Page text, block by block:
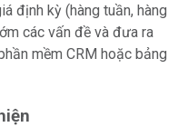
định kỳ (hàng tuần, hàng
các vấn đề và đưa ra
mềm CRM hoặc bảng